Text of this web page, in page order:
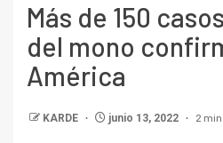
Más de 150
del mono
América
KARDE junio 13, 2022 2